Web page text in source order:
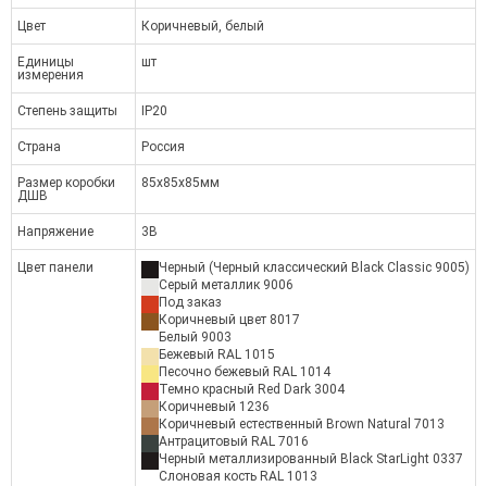
Цвет Коричневый, белый
Единицы
измерения
шт
Степень защиты IP20
Страна Россия
Размер коробки
ДШВ
85х85х85мм
Напряжение 3В
Цвет панели
Черный (Черный классический Black Classic 9005)
Серый металлик 9006
Под заказ
Коричневый цвет 8017
Белый 9003
Бежевый RAL 1015
Песочно бежевый RAL 1014
Темно красный Red Dark 3004
Коричневый 1236
Коричневый естественный Brown Natural 7013
Антрацитовый RAL 7016
Черный металлизированный Black StarLight 0337
Слоновая кость RAL 1013